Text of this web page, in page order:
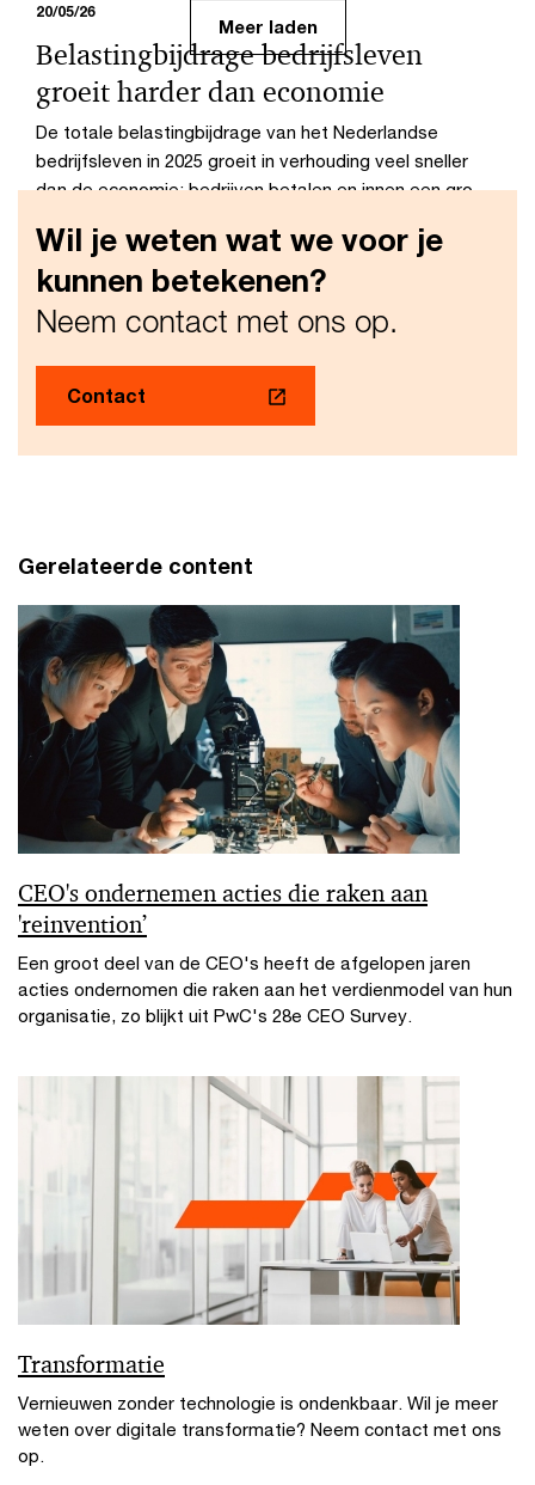
20/05/26
Belastingbijdrage bedrijfsleven
groeit harder dan economie
De totale belastingbijdrage van het Nederlandse
bedrijfsleven in 2025 groeit in verhouding veel sneller
dan de economie: bedrijven betalen en innen een groot
Meer laden
Wil je weten wat we voor je
kunnen betekenen?
Neem contact met ons op.
Contact
Gerelateerde content
CEO's ondernemen acties die raken aan
'reinvention’
Een groot deel van de CEO's heeft de afgelopen jaren
acties ondernomen die raken aan het verdienmodel van hun
organisatie, zo blijkt uit PwC's 28e CEO Survey.
Transformatie
Vernieuwen zonder technologie is ondenkbaar. Wil je meer
weten over digitale transformatie? Neem contact met ons
op.